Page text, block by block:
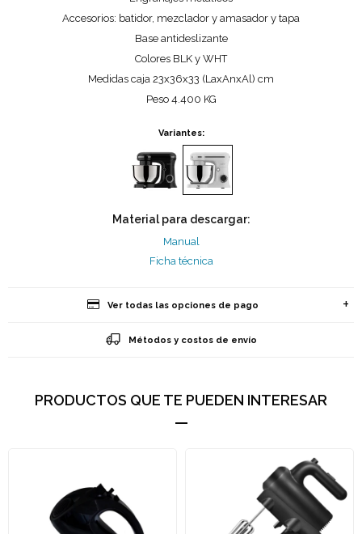
Accesorios: batidor, mezclador y amasador y tapa
Base antideslizante
Colores BLK y WHT
Medidas caja 23x36x33 (LaxAnxAl) cm
Peso 4.400 KG
Variantes:
Material para descargar:
Manual
Ficha técnica
Ver todas las opciones de pago
Métodos y costos de envío
PRODUCTOS QUE TE PUEDEN INTERESAR